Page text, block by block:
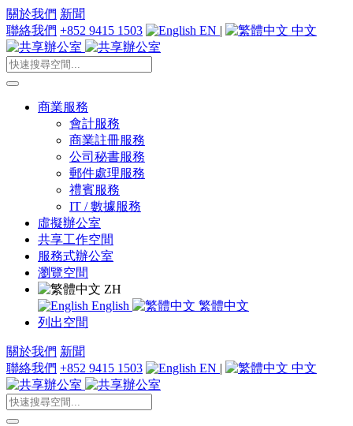
關於我們 新聞
聯絡我們 +852 9415 1503 EN | 中文
商業服務
會計服務
商業註冊服務
公司秘書服務
郵件處理服務
禮賓服務
IT / 數據服務
虛擬辦公室
共享工作空間
服務式辦公室
瀏覽空間
ZH
English
繁體中文
列出空間
關於我們 新聞
聯絡我們 +852 9415 1503 EN | 中文